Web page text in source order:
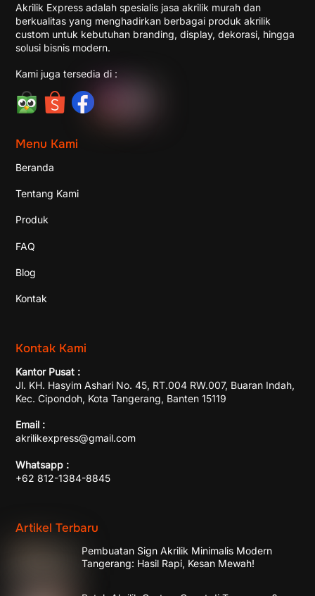
Akrilik Express adalah spesialis jasa akrilik murah dan
berkualitas yang menghadirkan berbagai produk akrilik
custom untuk kebutuhan branding, display, dekorasi, hingga
solusi bisnis modern.
Kami juga tersedia di :
Menu Kami
Beranda
Tentang Kami
Produk
FAQ
Blog
Kontak
Kontak Kami
Kantor Pusat :
Jl. KH. Hasyim Ashari No. 45, RT.004 RW.007, Buaran Indah,
Kec. Cipondoh, Kota Tangerang, Banten 15119
Email :
akrilikexpress@gmail.com
Whatsapp :
+62 812-1384-8845
Artikel Terbaru
Pembuatan Sign Akrilik Minimalis Modern
Tangerang: Hasil Rapi, Kesan Mewah!